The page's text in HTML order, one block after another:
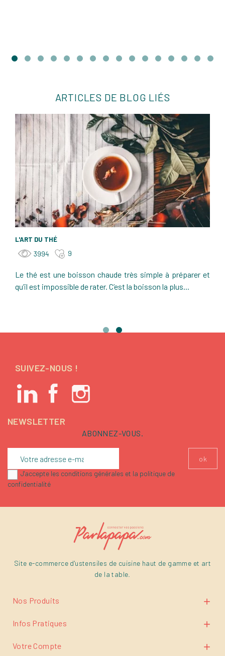
ARTICLES DE BLOG LIÉS
L'ART DU THÉ
3994 9
Le thé est une boisson chaude très simple à préparer et
qu’il est impossible de rater. C’est la boisson la plus...
SUIVEZ-NOUS !
NEWSLETTER
ABONNEZ-VOUS.
J'accepte les conditions générales et la politique de
confidentialité
Site e-commerce d'ustensiles de cuisine haut de gamme et art
de la table.
Nos Produits 
Infos Pratiques 
Votre Compte 